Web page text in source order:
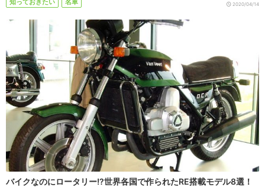
知っておきたい 名車 2020/04/14
バイクなのにロータリー!?世界各国で作られたRE搭載モデル8選！